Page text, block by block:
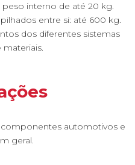
interno de até 20 kg.
entre si: até 600 kg.
dos diferentes sistemas
automotivos e
geral.